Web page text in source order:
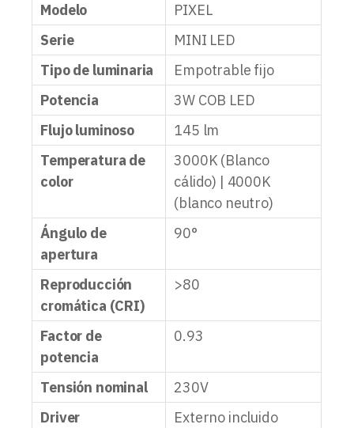
Modelo
PIXEL
Serie
MINI LED
Tipo de luminaria
Empotrable fijo
Potencia
3W COB LED
Flujo luminoso
145 lm
Temperatura de
color
3000K (Blanco
cálido) | 4000K
(blanco neutro)
Ángulo de
apertura
90°
Reproducción
cromática (CRI)
>80
Factor de
potencia
0.93
Tensión nominal
230V
Driver
Externo incluido